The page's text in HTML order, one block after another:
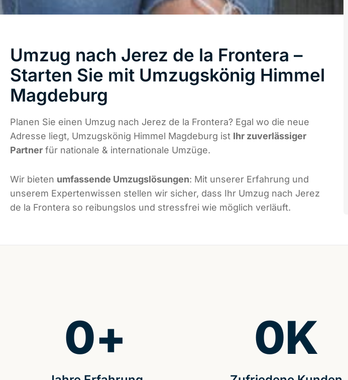
Umzug nach Jerez de la Frontera –
Starten Sie mit Umzugskönig Himmel
Magdeburg
Planen Sie einen Umzug nach Jerez de la Frontera? Egal wo die neue
Adresse liegt, Umzugskönig Himmel Magdeburg ist Ihr zuverlässiger
Partner für nationale & internationale Umzüge.
Wir bieten umfassende Umzugslösungen: Mit unserer Erfahrung und
unserem Expertenwissen stellen wir sicher, dass Ihr Umzug nach Jerez
de la Frontera so reibungslos und stressfrei wie möglich verläuft.
0+ 0K